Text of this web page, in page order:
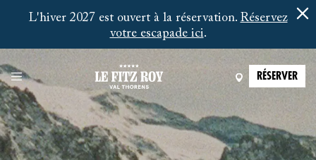
L'hiver 2027 est ouvert à la réservation. Réservez
votre escapade ici.
RÉSERVER